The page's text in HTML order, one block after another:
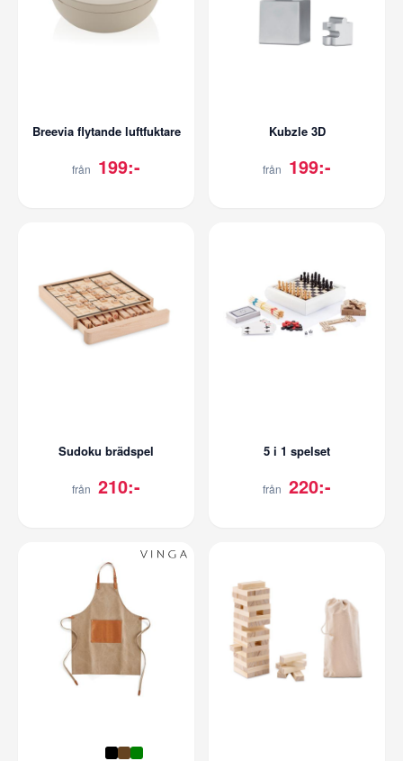
Breevia flytande luftfuktare
från 199:-
Kubzle 3D
från 199:-
Sudoku brädspel
från 210:-
5 i 1 spelset
från 220:-